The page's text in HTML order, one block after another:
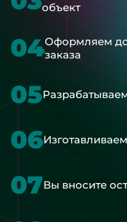
объект
04Оформляем
заказа
05
06
07Вы вносите